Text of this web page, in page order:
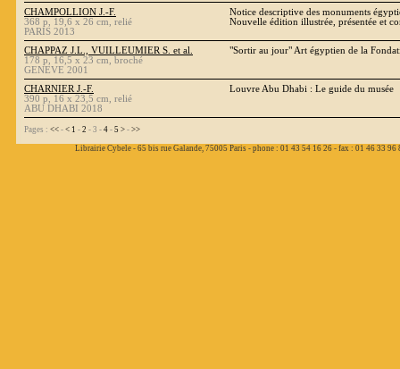
CHAMPOLLION J.-F.
368 p, 19,6 x 26 cm, relié
PARIS 2013
Notice descriptive des monuments
Nouvelle édition illustrée, présentée et
CHAPPAZ J.L., VUILLEUMIER S. et al.
178 p, 16,5 x 23 cm, broché
GENEVE 2001
"Sortir au jour" Art égyptien de la
CHARNIER J.-F.
390 p, 16 x 23,5 cm, relié
ABU DHABI 2018
Louvre Abu Dhabi : Le guide du musée
Pages : << - < 1 - 2 - 3 - 4 - 5 > - >>
Librairie Cybele - 65 bis rue Galande, 75005 Paris - phone : 01 43 54 16 26 - fax : 01 46 33